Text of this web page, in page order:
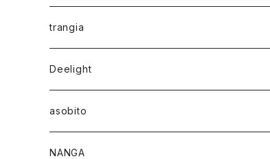
trangia
Deelight
asobito
NANGA